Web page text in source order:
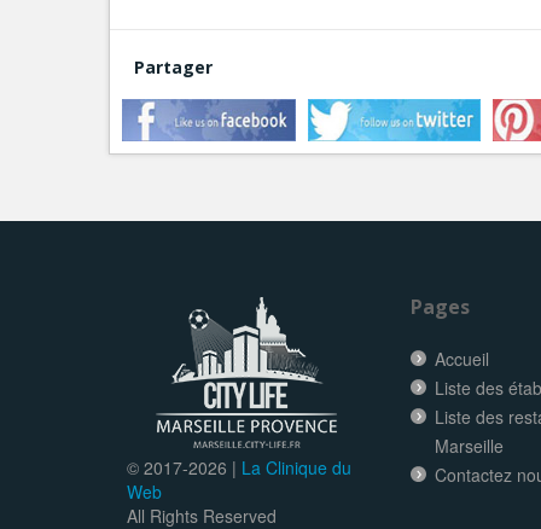
Partager
© 2017-2026 | La Clinique du
Web
All Rights Reserved
Pages
Accueil
Liste des
Liste des
Marseille
Contactez